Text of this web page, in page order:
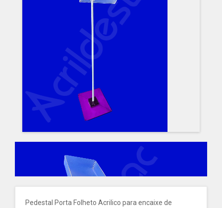
Pedestal Porta Folheto Acrilico para encaixe de